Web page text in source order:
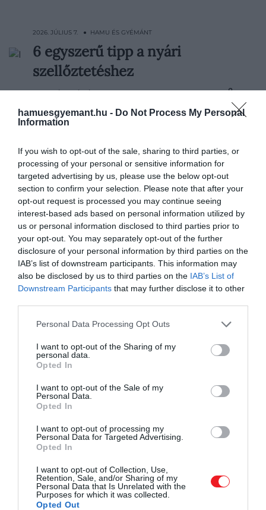
hamuesgyemant.hu - Do Not Process My Personal
Information
If you wish to opt-out of the sale, sharing to third parties, or
processing of your personal or sensitive information for
targeted advertising by us, please use the below opt-out
section to confirm your selection. Please note that after your
opt-out request is processed you may continue seeing
interest-based ads based on personal information utilized by
us or personal information disclosed to third parties prior to
your opt-out. You may separately opt-out of the further
disclosure of your personal information by third parties on the
IAB’s list of downstream participants. This information may
also be disclosed by us to third parties on the IAB’s List of
Downstream Participants that may further disclose it to other
Please note that this website/app uses one or more Google
not limited to your visit or usage behaviour. You may click to
grant or deny consent to Google and its third-party tags to
use your data for below specified purposes in below Google
consent section.
Personal Data Processing Opt Outs
I want to opt-out of the Sharing of my
personal data.
Opted In
I want to opt-out of the Sale of my
Personal Data.
Opted In
I want to opt-out of processing my
Personal Data for Targeted Advertising.
Opted In
I want to opt-out of Collection, Use,
Retention, Sale, and/or Sharing of my
Personal Data that Is Unrelated with the
Purposes for which it was collected.
Opted Out
A nyarak ma már sokszor egészen
másmilyenek, mint akár 10 évvel ezelőtt.
Mára ott tartunk, hogy néha elég néhány
délutánra nehéz, fülledt levegőjű üvegház
2026. JÚLIUS 7. ● HAMU ÉS GYÉMÁNT
6 egyszerű tipp a nyári
szellőztetéshez
légkondi sok lakásban valódi mentőöv
lehet. Nem mindegy azonban, hány fokra
levegő, és mekkora különbséget
teremtünk a kinti forróság és a benti
hűvös…
2026. JÚNIUS 30. ● HAMU ÉS GYÉMÁNT
Sokan túl hidegre állítják a
klímát: így használjuk jól…
HAMU ÉS GYÉMÁNT